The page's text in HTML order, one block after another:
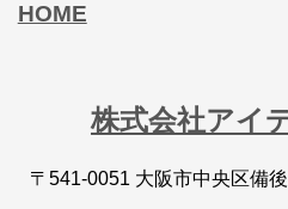
HOME
株式会社アイ
〒541-0051 大阪市中央区備